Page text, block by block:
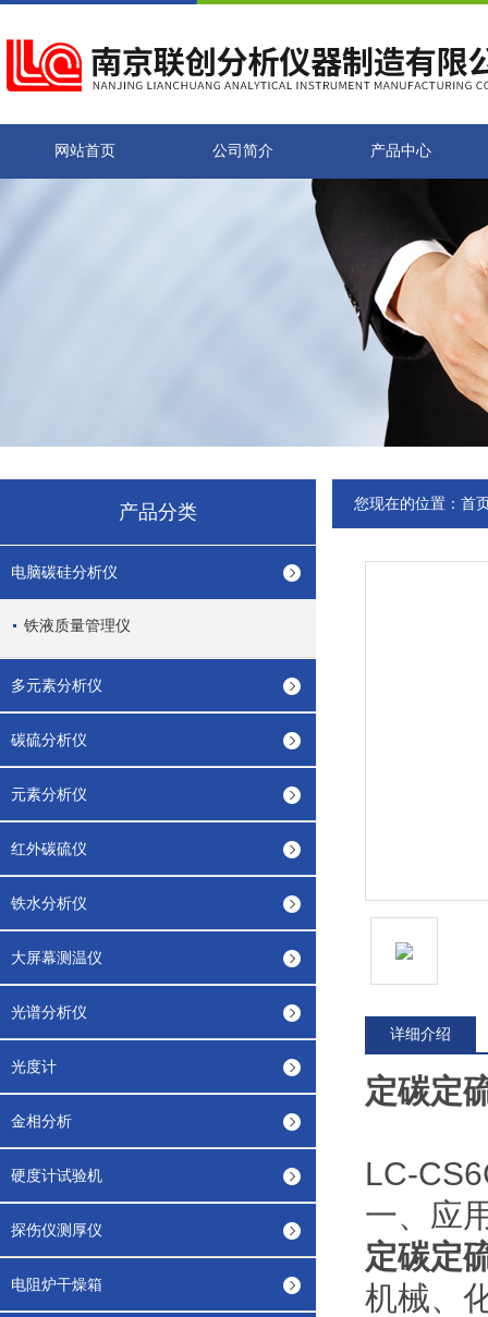
网站首页 公司简介 产品中心
产品分类
电脑碳硅分析仪
铁液质量管理仪
多元素分析仪
碳硫分析仪
元素分析仪
红外碳硫仪
铁水分析仪
大屏幕测温仪
光谱分析仪
光度计
金相分析
硬度计试验机
探伤仪测厚仪
电阻炉干燥箱
您现在的位置： 首
详细介绍
定碳定
LC-
一、应
定碳定
机械、